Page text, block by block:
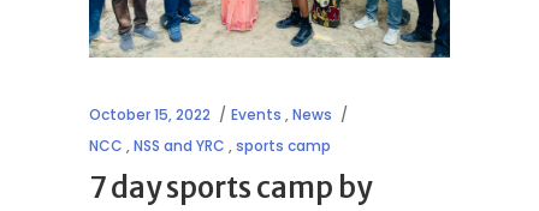
October 15, 2022 Events ,News
NCC ,NSS and YRC ,sports camp
7 day sports camp by